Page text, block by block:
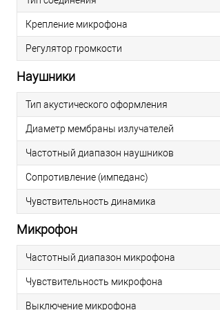
Крепление микрофона
Регулятор громкости
Наушники
Тип акустического оформления
Диаметр мембраны излучателей
Частотный диапазон наушников
Сопротивление (импеданс)
Чувствительность динамика
Микрофон
Частотный диапазон микрофона
Чувствительность микрофона
Выключение микрофона